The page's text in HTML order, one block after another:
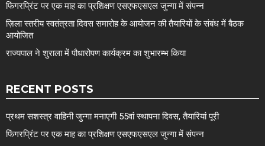
फिंगरप्रिंट पर एक माह का प्रशिक्षण एसएफएसएल जुन्गा में संपन्न
ज़िला स्तरीय स्वतंत्रता दिवस समारोह के आयोजन की तैयारियों के संबंध में बैठक
आयोजित
राज्यपाल ने शुराला में पौधारोपण कार्यक्रम का शुभारम्भ किया
RECENT POSTS
प्रथम सशस्त्र वाहिनी जुन्गा मनाएगी 55वां स्थापना दिवस, तैयारियां पूरी
फिंगरप्रिंट पर एक माह का प्रशिक्षण एसएफएसएल जुन्गा में संपन्न